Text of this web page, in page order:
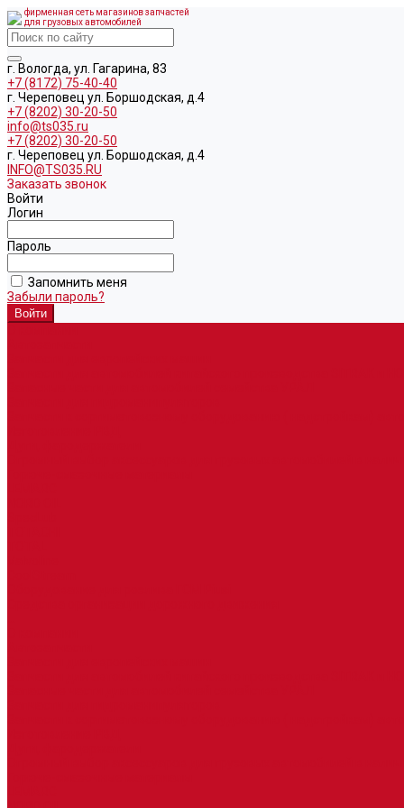
фирменная сеть магазинов запчастей
для грузовых автомобилей
г. Вологда, ул. Гагарина, 83
+7 (8172) 75-40-40
г. Череповец ул. Боршодская, д.4
+7 (8202) 30-20-50
info@ts035.ru
+7 (8202) 30-20-50
г. Череповец ул. Боршодская, д.4
INFO@TS035.RU
Заказать звонок
Войти
Логин
Пароль
Запомнить меня
Забыли пароль?